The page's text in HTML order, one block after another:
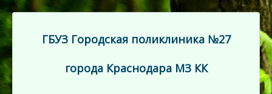
ГБУЗ Городская поликлиника №27
города Краснодара МЗ КК